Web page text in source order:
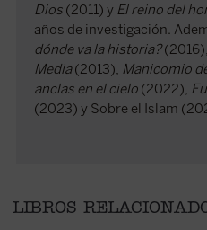
Dios (2011) y El reino del
años de investigación.
dónde va la historia?(2016),
Media(2013), Manicomio
anclas en el cielo (2022),
(2023) y Sobre el Islam
LIBROS